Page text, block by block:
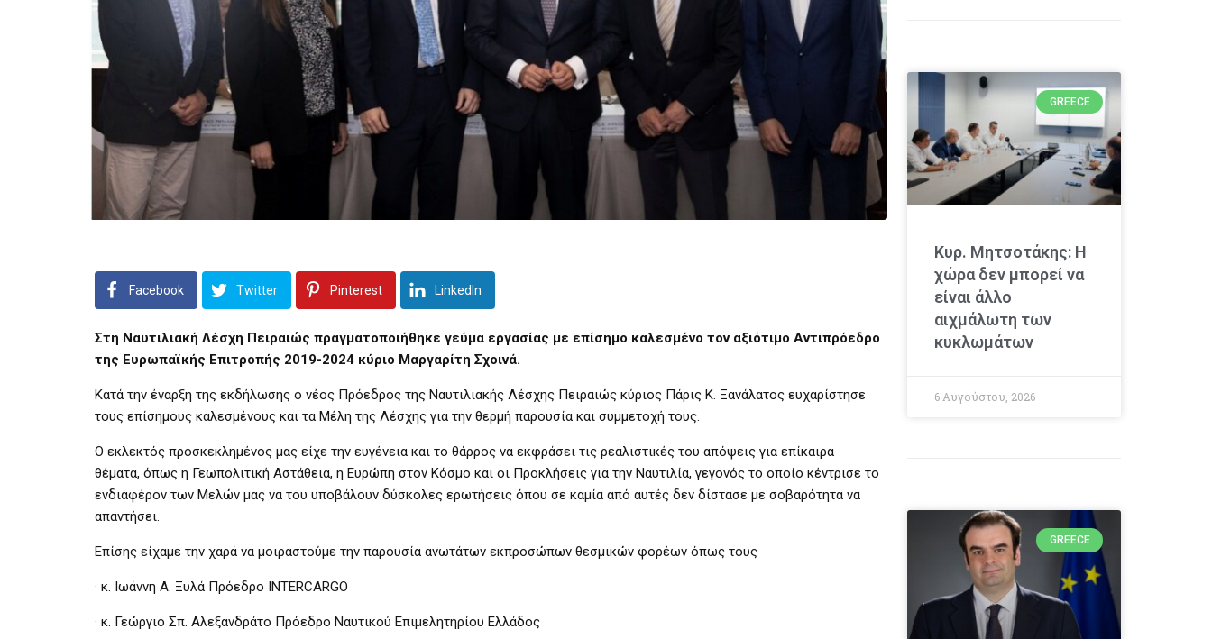
Facebook Twitter Pinterest LinkedIn
Στη Ναυτιλιακή Λέσχη Πειραιώς πραγματοποιήθηκε γεύμα εργασίας με επίσημο καλεσμένο τον αξιότιμο Αντιπρόεδρο
της Ευρωπαϊκής Επιτροπής 2019-2024 κύριο Μαργαρίτη Σχοινά.
Κατά την έναρξη της εκδήλωσης ο νέος Πρόεδρος της Ναυτιλιακής Λέσχης Πειραιώς κύριος Πάρις Κ. Ξανάλατος ευχαρίστησε
τους επίσημους καλεσμένους και τα Μέλη της Λέσχης για την θερμή παρουσία και συμμετοχή τους.
Ο εκλεκτός προσκεκλημένος μας είχε την ευγένεια και το θάρρος να εκφράσει τις ρεαλιστικές του απόψεις για επίκαιρα
θέματα, όπως η Γεωπολιτική Αστάθεια, η Ευρώπη στον Κόσμο και οι Προκλήσεις για την Ναυτιλία, γεγονός το οποίο κέντρισε το
ενδιαφέρον των Μελών μας να του υποβάλουν δύσκολες ερωτήσεις όπου σε καμία από αυτές δεν δίστασε με σοβαρότητα να
απαντήσει.
Επίσης είχαμε την χαρά να μοιραστούμε την παρουσία ανωτάτων εκπροσώπων θεσμικών φορέων όπως τους
· κ. Ιωάννη Α. Ξυλά Πρόεδρο INTERCARGO
· κ. Γεώργιο Σπ. Αλεξανδράτο Πρόεδρο Ναυτικού Επιμελητηρίου Ελλάδος
GREECE
Κυρ. Μητσοτάκης: Η
χώρα δεν μπορεί να
είναι άλλο
αιχμάλωτη των
κυκλωμάτων
6 Αυγούστου, 2026
GREECE